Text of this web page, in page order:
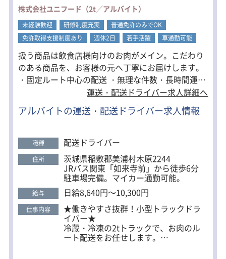
て、
顔なじみのお客様が多く、無理な要求
や急な変更も少ないので、
配送先でのやり取りもスムーズに落ち
着いて働ける環境です。
ドライバーとしても安心して、丁寧な
仕事に集中できます！
【フォロー体制を整えています】
入社後は、先輩が同乗してルートや商
方でもご安心ください。
希望があれば、営業提案やチーム育成
ドライバーメンバーのサポート・マネ
ジメントなど
「ただのドライバー」で終わらない、
成長できる職場です。
【配送エリア】
茨城県全域／千葉／埼玉／東京
※担当エリアは経験・適性に応じて決
定します。
株式会社ユニフード（2t／アルバイト）
未経験歓迎 研修制度充実
普通免許のみでOK
免許取得支援制度あり
週休2日 若手活躍 車通勤可能
扱う商品は飲食店様向けのお肉がメイン。こだわり
のある商品を、お客様の元へ丁寧にお届けします。
・固定ルート中心の配送 ・無理な件数・長時間運転
はなし ・お客様と会話できるから飽きずに働ける！
・営業ノルマなし 【こんな方にピッタリ】 配送＋人
との関わりにやりがいを感じたい方 コミュニケーシ
もチャレンジしてみたい方 食に関わる仕事に興味が
ある方 自主性をもって、能動的に仕事に取り組みた
い方 現状を変えたい、新しい環境で自分を成長させ
度末業績手当あり！ 社割ありでお肉の購入がおトク
に出来ます！ など
運送・配送ドライバー求人詳細へ
アルバイトの運送・配送ドライバー求人情報
職種 配送ドライバー
住所 茨城県稲敷郡美浦村木原2244
JRバス関東「如来寺前」から徒歩6分
駐車場完備。マイカー通勤可能。
給与 日給8,640円～10,300円
仕事内容 ★働きやすさ抜群！小型トラックドラ
イバー★
冷蔵・冷凍の2tトラックで、お肉のル
ート配送をお任せします。